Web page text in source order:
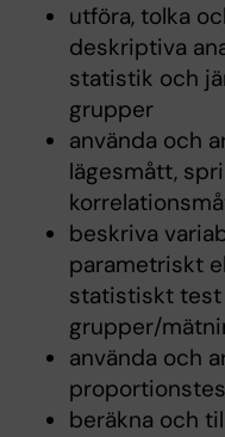
utföra, tolka
deskriptiva
statistik och
grupper
använda och
lägesmått,
beskriva
parametriskt
statistiskt test
grupper/
använda och
beräkna och